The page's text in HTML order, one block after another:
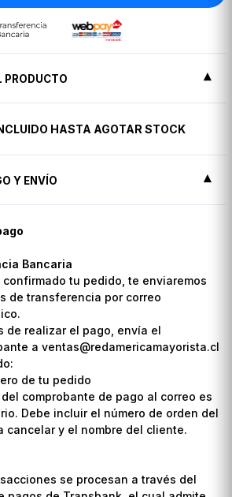
PRODUCTO
HASTA AGOTAR STOCK
Y ENVÍO
Bancaria
confirmado tu pedido, te enviaremos
de transferencia por correo
de realizar el pago, envía el
a ventas@redamericamayorista.cl
de tu pedido
del comprobante de pago al correo es
Debe incluir el número de orden del
cancelar y el nombre del cliente.
se procesan a través del